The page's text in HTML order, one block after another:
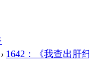
› 1642：《我查出肝